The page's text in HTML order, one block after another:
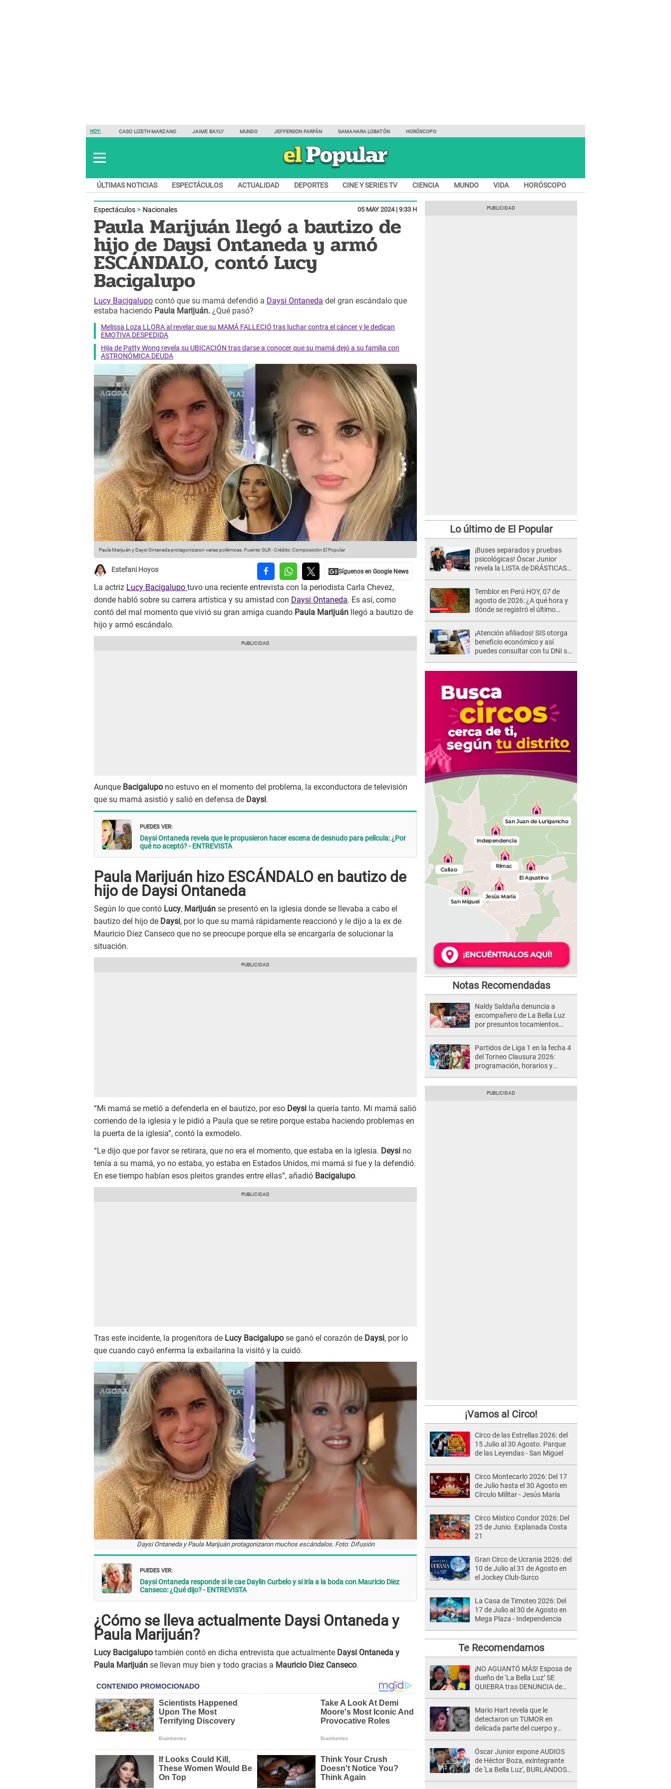
HOY: CASO LIZETH MARZANO JAIME BAYLY MUNDO JEFFERSON FARFÁN SAMAHARA LOBATÓN HORÓSCOPO
ÚLTIMAS NOTICIAS ESPECTÁCULOS ACTUALIDAD DEPORTES CINE Y SERIES TV CIENCIA MUNDO VIDA HORÓSCOPO
Espectáculos Nacionales 05 MAY 2024 | 9:33 H
Paula Marijuán llegó a bautizo de
hijo de Daysi Ontaneda y armó
ESCÁNDALO, contó Lucy
Bacigalupo
Lucy Bacigalupo contó que su mamá defendió a Daysi Ontaneda del gran escándalo que
estaba haciendo Paula Marijuán. ¿Qué pasó?
Melissa Loza LLORA al revelar que su MAMÁ FALLECIÓ tras luchar contra el cáncer y le dedican
EMOTIVA DESPEDIDA
Hija de Patty Wong revela su UBICACIÓN tras darse a conocer que su mamá dejó a su familia con
ASTRONÓMICA DEUDA
Paula Marijuán y Daysi Ontaneda protagonizaron varias polémicas. Fuente: GLR-Crédito: Composición El Popular
Estefani Hoyos
La actriz Lucy Bacigalupo tuvo una reciente entrevista con la periodista Carla Chevez,
donde habló sobre su carrera artística y su amistad con Daysi Ontaneda. Es así, como
contó del mal momento que vivió su gran amiga cuando Paula Marijuán llegó a bautizo de
hijo y armó escándalo.
Aunque Bacigalupo no estuvo en el momento del problema, la exconductora de televisión
que su mamá asistió y salió en defensa de Daysi.
PUEDES VER:
Daysi Ontaneda revela que le propusieron hacer escena de desnudo para película: ¿Por
qué no aceptó? - ENTREVISTA
Paula Marijuán hizo ESCÁNDALO en bautizo de
hijo de Daysi Ontaneda
Según lo que contó Lucy, Marijuán se presentó en la iglesia donde se llevaba a cabo el
bautizo del hijo de Daysi, por lo que su mamá rápidamente reaccionó y le dijo a la ex de
Mauricio Diez Canseco que no se preocupe porque ella se encargaría de solucionar la
situación.
“Mi mamá se metió a defenderla en el bautizo, por eso Deysi la quería tanto. Mi mamá salió
corriendo de la iglesia y le pidió a Paula que se retire porque estaba haciendo problemas en
la puerta de la iglesia”, contó la exmodelo.
“Le dijo que por favor se retirara, que no era el momento, que estaba en la iglesia. Deysi no
tenía a su mamá, yo no estaba, yo estaba en Estados Unidos, mi mamá si fue y la defendió.
En ese tiempo habían esos pleitos grandes entre ellas”, añadió Bacigalupo.
Tras este incidente, la progenitora de Lucy Bacigalupo se ganó el corazón de Daysi, por lo
que cuando cayó enferma la exbailarina la visitó y la cuidó.
Daysi Ontaneda y Paula Marijuán protagonizaron muchos escándalos. Foto: Difusión
PUEDES VER:
Daysi Ontaneda responde si le cae Daylin Curbelo y si iría a la boda con Mauricio Diez
Canseco: ¿Qué dijo? - ENTREVISTA
¿Cómo se lleva actualmente Daysi Ontaneda y
Paula Marijuán?
Lucy Bacigalupo también contó en dicha entrevista que actualmente Daysi Ontaneda y
Paula Marijuán se llevan muy bien y todo gracias a Mauricio Diez Canseco.
Lo último de El Popular
¡Buses separados y pruebas
psicológicas! Óscar Junior
revela la LISTA de DRÁSTICAS
Naldy Saldaña
Temblor en Perú HOY, 07 de
agosto de 2026: ¿A qué hora y
dónde se registró el último
¡Atención afiliados! SIS otorga
beneficio económico y así
puedes consultar con tu DNI si
Notas Recomendadas
Naldy Saldaña denuncia a
excompañero de La Bella Luz
por presuntos tocamientos
Partidos de Liga 1 en la fecha 4
del Torneo Clausura 2026:
programación, horarios y
¡Vamos al Circo!
Circo de las Estrellas 2026: del
15 Julio al 30 Agosto. Parque
de las Leyendas - San Miguel
Circo Montecarlo 2026: Del 17
de Julio hasta el 30 Agosto en
Círculo Militar - Jesús María
Circo Místico Condor 2026: Del
25 de Junio. Explanada Costa
21
Gran Circo de Ucrania 2026: del
10 de Julio al 31 de Agosto en
el Jockey Club-Surco
La Casa de Timoteo 2026: Del
17 de Julio al 30 de Agosto en
Mega Plaza - Independencia
Te Recomendamos
¡NO AGUANTÓ MÁS! Esposa de
dueño de ‘La Bella Luz’ SE
QUIEBRA tras DENUNCIA de
Mario Hart revela que le
detectaron un TUMOR en
delicada parte del cuerpo y
muy fuertes..."
Óscar Junior expone AUDIOS
de Héctor Boza, exintegrante
de 'La Bella Luz', BURLÁNDOSE